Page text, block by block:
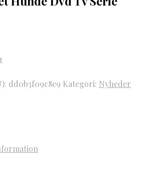
dd0b3f09c8e9 Kategori: Nyheder